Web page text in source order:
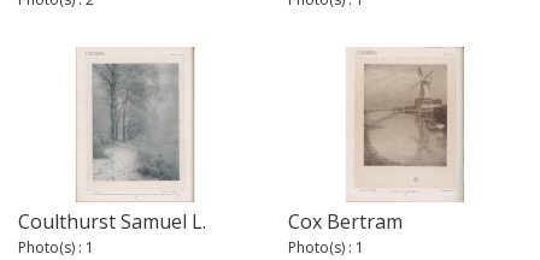
Coulthurst Samuel L.
Photo(s) : 1
Cox Bertram
Photo(s) : 1